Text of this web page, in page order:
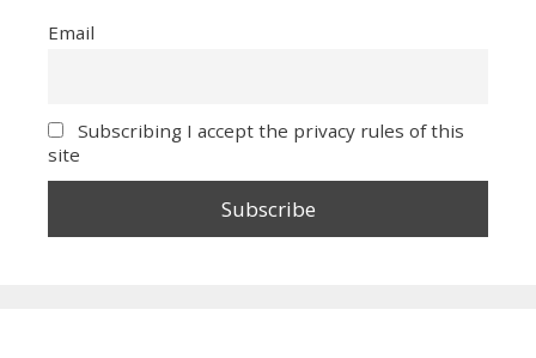
Email
Subscribing I accept the privacy rules of this
site